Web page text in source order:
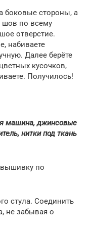
боковые стороны, а
шов по всему
отверстие.
набиваете
Далее берёте
кусочков,
Получилось!
машина, джинсовые
нитки под ткань
вышивку по
стула. Соединить
не забывая о